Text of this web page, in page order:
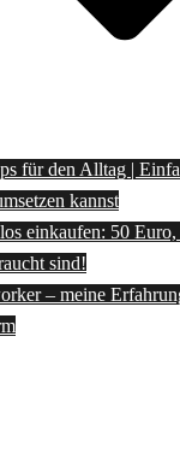
für den Alltag |
kannst
einkaufen: 50
sind!
– meine